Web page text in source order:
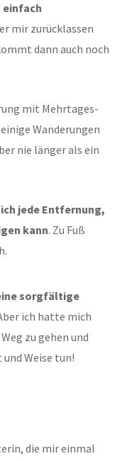
einfach
mir zurücklassen
dann auch noch
mit Mehrtages-
Wanderungen
nie länger als ein
jede Entfernung,
kann. Zu Fuß
sorgfältige
ich hatte mich
zu gehen und
Weise tun!
die mir einmal